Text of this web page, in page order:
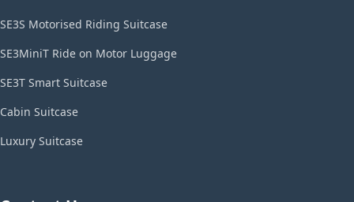
SE3S Motorised Riding Suitcase
SE3MiniT Ride on Motor Luggage
SE3T Smart Suitcase
Cabin Suitcase
Luxury Suitcase